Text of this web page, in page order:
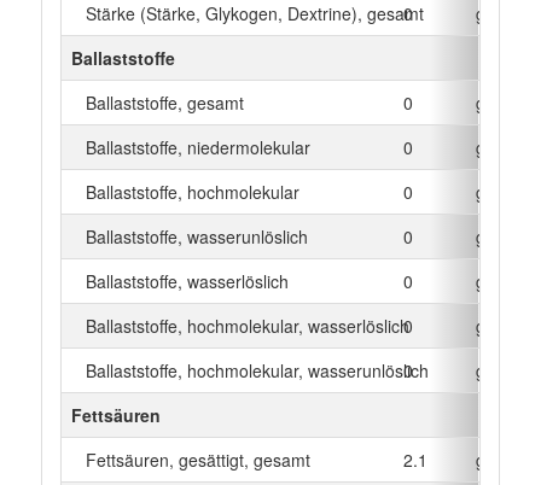
Stärke (Stärke, Glykogen, Dextrine), gesamt
0
g
Ballaststoffe
Ballaststoffe, gesamt
0
g
Ballaststoffe, niedermolekular
0
g
Ballaststoffe, hochmolekular
0
g
Ballaststoffe, wasserunlöslich
0
g
Ballaststoffe, wasserlöslich
0
g
Ballaststoffe, hochmolekular, wasserlöslich0
g
Ballaststoffe, hochmolekular, wasserunlöslich
0
g
Fettsäuren
Fettsäuren, gesättigt, gesamt
2.1
g